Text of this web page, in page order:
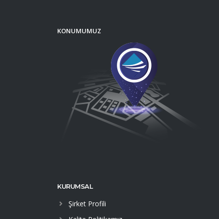
KONUMUMUZ
KURUMSAL
Şirket Profili